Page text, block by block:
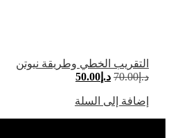
التقريب الخطي وطريقة نيوتن
70.00 د.إ 50.00
إضافة إلى السلة